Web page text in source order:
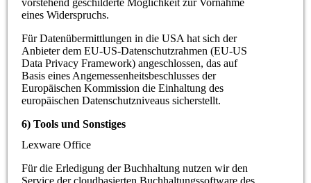
vorstehend geschilderte Möglichkeit zur Vornahme
eines Widerspruchs.
Für Datenübermittlungen in die USA hat sich der
Anbieter dem EU-US-Datenschutzrahmen (EU-US
Data Privacy Framework) angeschlossen, das auf
Basis eines Angemessenheitsbeschlusses der
Europäischen Kommission die Einhaltung des
europäischen Datenschutzniveaus sicherstellt.
6) Tools und Sonstiges
Lexware Office
Für die Erledigung der Buchhaltung nutzen wir den
Service der cloudbasierten Buchhaltungssoftware des